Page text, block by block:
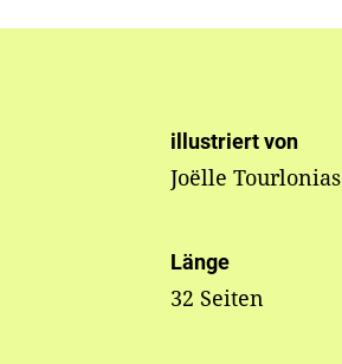
illustriert von
Joëlle Tourlonias
Länge
32 Seiten